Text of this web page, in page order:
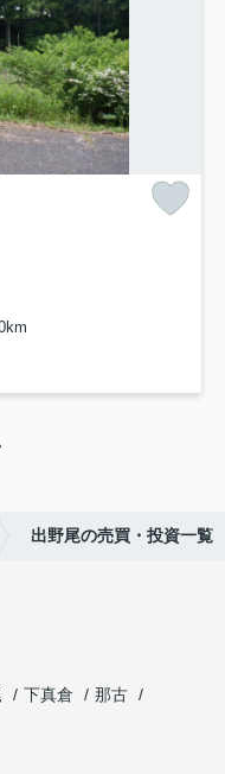
出野尾の売買・投資一覧
下真倉
那古